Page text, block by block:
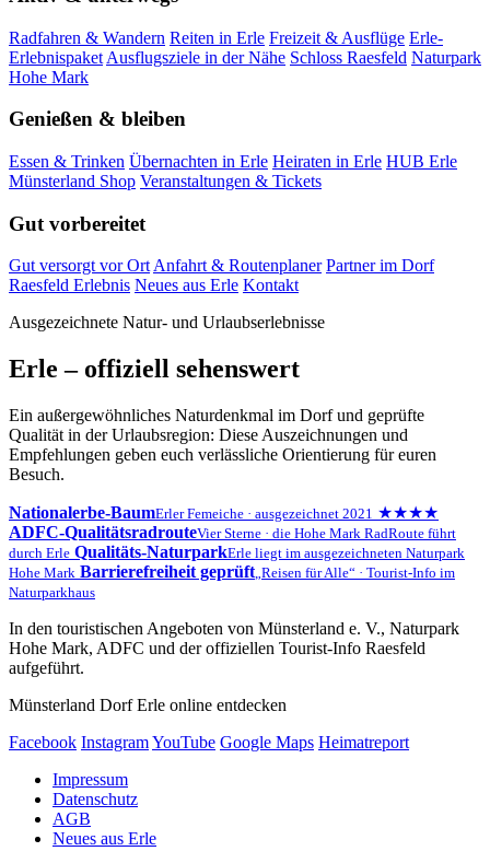
Radfahren & Wandern Reiten in Erle Freizeit & Ausflüge Erle-
Erlebnispaket Ausflugsziele in der Nähe Schloss Raesfeld Naturpark
Hohe Mark
Genießen & bleiben
Essen & Trinken Übernachten in Erle Heiraten in Erle HUB Erle
Münsterland Shop Veranstaltungen & Tickets
Gut vorbereitet
Gut versorgt vor OrtAnfahrt & Routenplaner Partner im Dorf
Raesfeld Erlebnis Neues aus Erle Kontakt
Ausgezeichnete Natur- und Urlaubserlebnisse
Erle – offiziell sehenswert
Ein außergewöhnliches Naturdenkmal im Dorf und geprüfte
Qualität in der Urlaubsregion: Diese Auszeichnungen und
Empfehlungen geben euch verlässliche Orientierung für euren
Besuch.
Nationalerbe-BaumErler Femeiche · ausgezeichnet 2021 ★★★★
ADFC-QualitätsradrouteVier Sterne · die Hohe Mark RadRoute führt
durch Erle Qualitäts-NaturparkErle liegt im ausgezeichneten Naturpark
Hohe Mark Barrierefreiheit geprüft„Reisen für Alle“ · Tourist-Info im
Naturparkhaus
In den touristischen Angeboten von Münsterland e. V., Naturpark
Hohe Mark, ADFC und der offiziellen Tourist-Info Raesfeld
aufgeführt.
Münsterland Dorf Erle online entdecken
Facebook InstagramYouTube Google Maps Heimatreport
Impressum
Datenschutz
AGB
Neues aus Erle